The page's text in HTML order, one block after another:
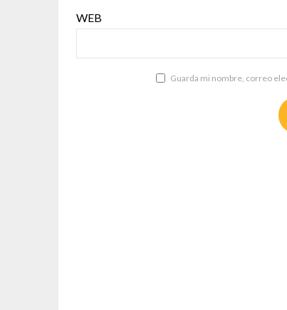
WEB
Guarda mi nombre, correo